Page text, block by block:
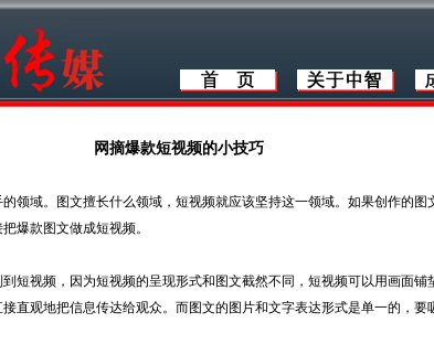
网摘爆款短视频的小技巧
领域。图文擅长什么领域，短视频就应该坚持这一领域。如果创作的图
爆款图文做成短视频。
短视频，因为短视频的呈现形式和图文截然不同，短视频可以用画面铺
直观地把信息传达给观众。而图文的图片和文字表达形式是单一的，要